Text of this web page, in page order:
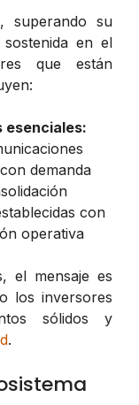
superando su
en el
que están
demanda
con
operativa
el mensaje es
los inversores
sólidos y
.